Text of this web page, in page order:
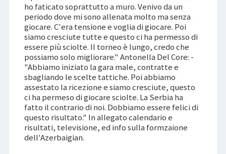
ho faticato soprattutto a muro. Venivo da un
periodo dove mi sono allenata molto ma senza
giocare. C'era tensione e voglia di giocare. Poi
siamo cresciute tutte e questo ci ha permesso di
essere più sciolte. Il torneo è lungo, credo che
possiamo solo migliorare." Antonella Del Core: -
"Abbiamo iniziato la gara male, contratte e
sbagliando le scelte tattiche. Poi abbiamo
assestato la ricezione e siamo cresciute, questo
ci ha permeso di giocare sciolte. La Serbia ha
fatto il contrario di noi. Dobbiamo essere felici di
questo risultato." In allegato calendario e
risultati, televisione, ed info sulla formzaione
dell'Azerbaigian.